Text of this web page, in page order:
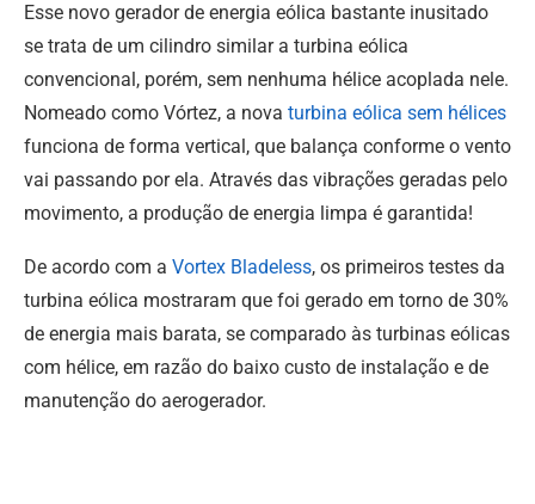
Esse novo gerador de energia eólica bastante inusitado
se trata de um cilindro similar a turbina eólica
convencional, porém, sem nenhuma hélice acoplada nele.
Nomeado como Vórtez, a nova turbina eólica sem hélices
funciona de forma vertical, que balança conforme o vento
vai passando por ela. Através das vibrações geradas pelo
movimento, a produção de energia limpa é garantida!
De acordo com a Vortex Bladeless, os primeiros testes da
turbina eólica mostraram que foi gerado em torno de 30%
de energia mais barata, se comparado às turbinas eólicas
com hélice, em razão do baixo custo de instalação e de
manutenção do aerogerador.